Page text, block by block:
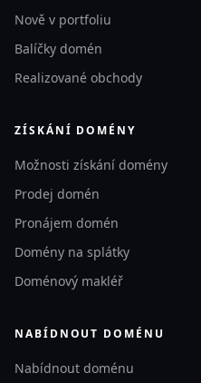
Nově v portfoliu
Balíčky domén
Realizované obchody
ZÍSKÁNÍ DOMÉNY
Možnosti získání domény
Prodej domén
Pronájem domén
Domény na splátky
Doménový makléř
NABÍDNOUT DOMÉNU
Nabídnout doménu